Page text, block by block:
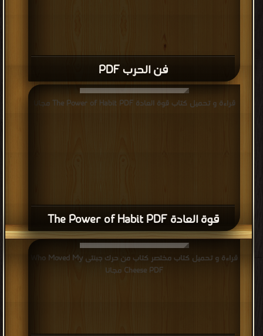
فن الحرب PDF
قوة العادة The Power of Habit PDF
قراءة و تحميل كتاب قوة العادة The Power of Habit PDF مجانا
قراءة و تحميل كتاب مختصر كتاب من حرك جبنتى Who Moved My
Cheese PDF مجانا